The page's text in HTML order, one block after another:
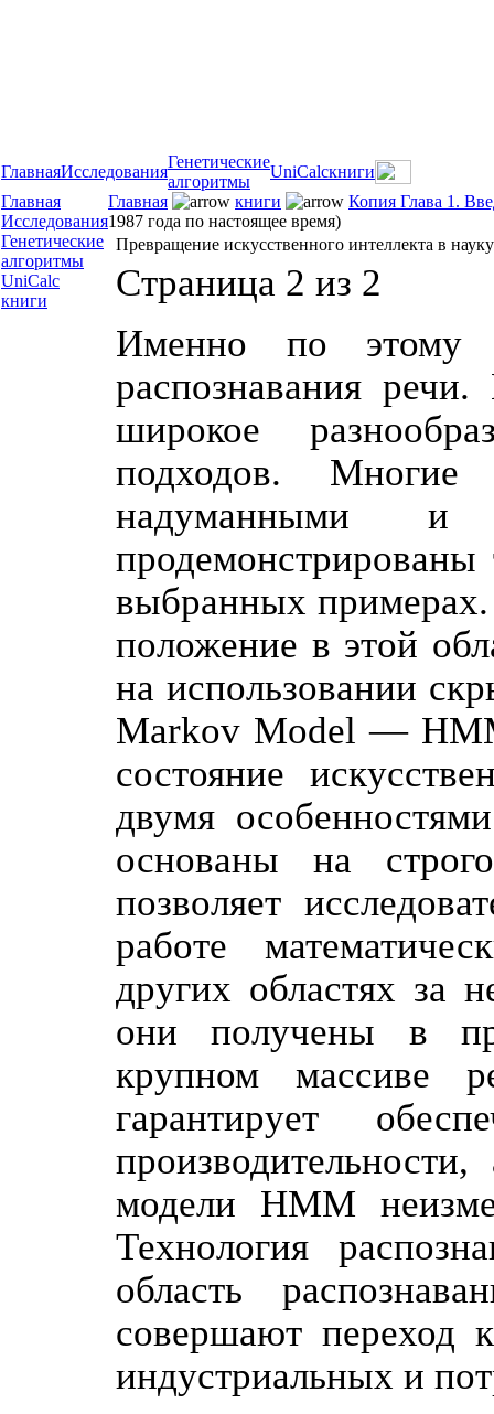
ГлавнаяИсследования
Генетические
алгоритмы
UniCalcкниги
Главная
Исследования
Генетические
алгоритмы
UniCalc
книги
Главная книги
Копия Глава 1.
1987 года по настоящее время)
Превращение искусственного интеллекта в
Страница 2 из 2
Именно по этому
распознавания
широкое
подходов.
надуманными и
продемонстрированы
выбранных
положение в этой
на использовании
Markov Model —
состояние
двумя
основаны на
позволяет
работе
других областях за
они получены в
крупном массиве
гарантирует
модели НММ
Технология
область
совершают переход
индустриальных и